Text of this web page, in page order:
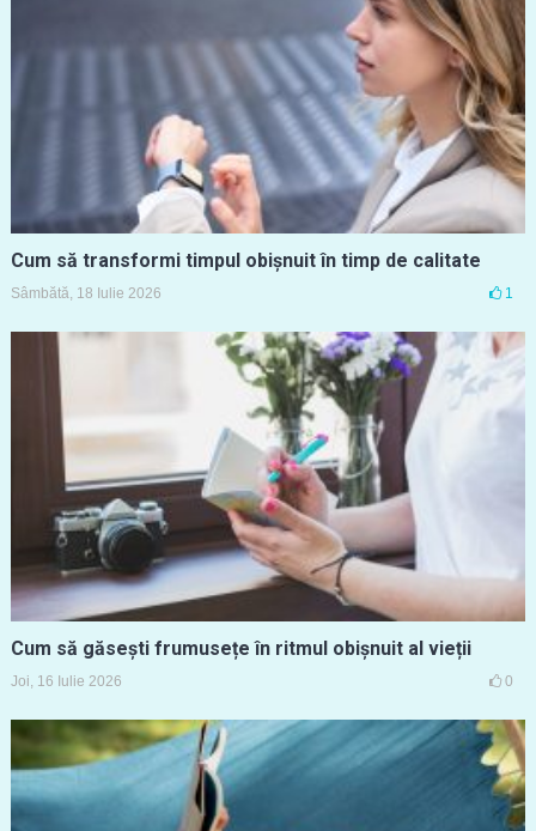
Cum să transformi timpul obișnuit în timp de calitate
Sâmbătă, 18 Iulie 2026 1
Cum să găsești frumusețe în ritmul obișnuit al vieții
Joi, 16 Iulie 2026 0